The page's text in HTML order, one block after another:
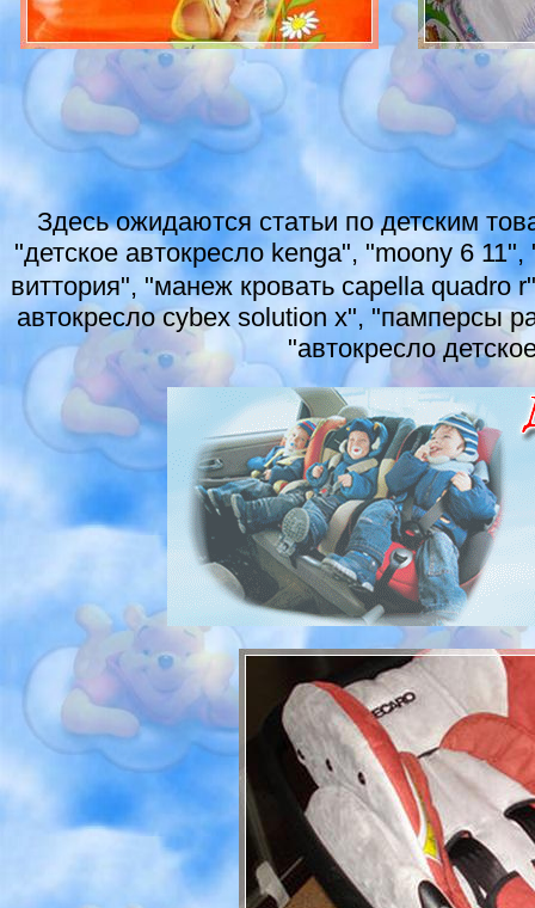
Здесь ожидаются статьи по детским
"детское автокресло kenga", "moony 6
виттория", "манеж кровать capella quadro
автокресло cybex solution x", "памперсы
"автокресло